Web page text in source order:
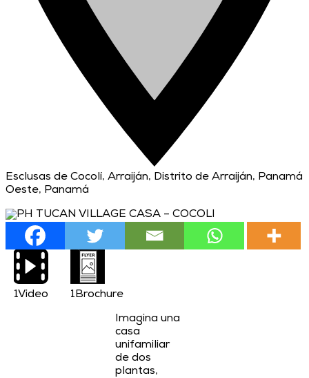
Esclusas de Cocolí, Arraiján, Distrito de Arraiján, Panamá
Oeste, Panamá
1Video 1Brochure
Imagina una
casa
unifamiliar
de dos
plantas,